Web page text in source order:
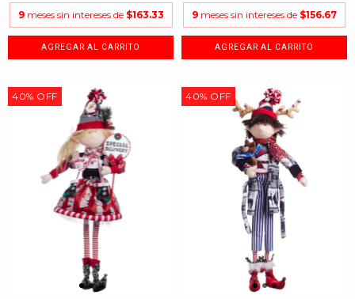
9 meses sin intereses de $163.33 9 meses sin intereses de $156.67
40% OFF 40% OFF